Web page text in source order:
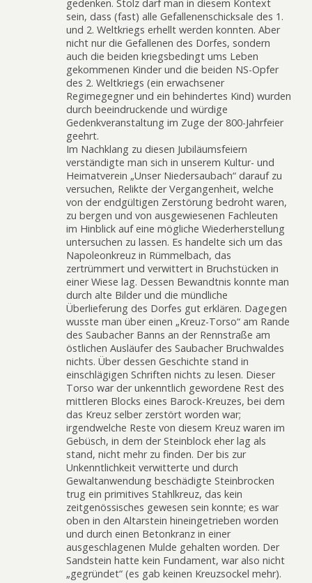
gedenken. Stolz darf man in diesem Kontext
sein, dass (fast) alle Gefallenenschicksale des 1.
und 2. Weltkriegs erhellt werden konnten. Aber
nicht nur die Gefallenen des Dorfes, sondern
auch die beiden kriegsbedingt ums Leben
gekommenen Kinder und die beiden NS-Opfer
des 2. Weltkriegs (ein erwachsener
Regimegegner und ein behindertes Kind) wurden
durch beeindruckende und würdige
Gedenkveranstaltung im Zuge der 800-Jahrfeier
geehrt.
Im Nachklang zu diesen Jubiläumsfeiern
verständigte man sich in unserem Kultur- und
Heimatverein „Unser Niedersaubach“ darauf zu
versuchen, Relikte der Vergangenheit, welche
von der endgültigen Zerstörung bedroht waren,
zu bergen und von ausgewiesenen Fachleuten
im Hinblick auf eine mögliche Wiederherstellung
untersuchen zu lassen. Es handelte sich um das
Napoleonkreuz in Rümmelbach, das
zertrümmert und verwittert in Bruchstücken in
einer Wiese lag. Dessen Bewandtnis konnte man
durch alte Bilder und die mündliche
Überlieferung des Dorfes gut erklären. Dagegen
wusste man über einen „Kreuz-Torso“ am Rande
des Saubacher Banns an der Rennstraße am
östlichen Ausläufer des Saubacher Bruchwaldes
nichts. Über dessen Geschichte stand in
einschlägigen Schriften nichts zu lesen. Dieser
Torso war der unkenntlich gewordene Rest des
mittleren Blocks eines Barock-Kreuzes, bei dem
das Kreuz selber zerstört worden war;
irgendwelche Reste von diesem Kreuz waren im
Gebüsch, in dem der Steinblock eher lag als
stand, nicht mehr zu finden. Der bis zur
Unkenntlichkeit verwitterte und durch
Gewaltanwendung beschädigte Steinbrocken
trug ein primitives Stahlkreuz, das kein
zeitgenössisches gewesen sein konnte; es war
oben in den Altarstein hineingetrieben worden
und durch einen Betonkranz in einer
ausgeschlagenen Mulde gehalten worden. Der
Sandstein hatte kein Fundament, war also nicht
„gegründet“ (es gab keinen Kreuzsockel mehr).